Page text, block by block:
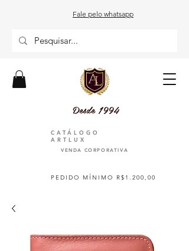
Fale pelo whatsapp
Desde 1994
PEDIDO MÍNIMO R$1.200,00
CATÁLOGO
ARTLUX
VENDA CORPORATIVA